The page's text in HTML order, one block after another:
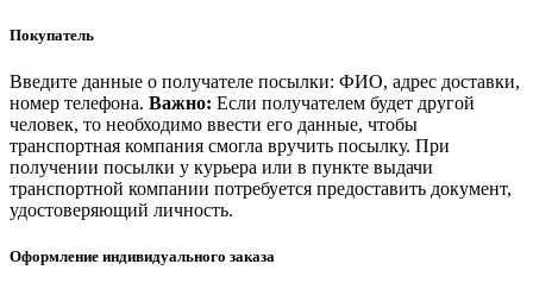
Покупатель
Введите данные о получателе посылки: ФИО, адрес доставки,
номер телефона. Важно: Если получателем будет другой
человек, то необходимо ввести его данные, чтобы
транспортная компания смогла вручить посылку. При
получении посылки у курьера или в пункте выдачи
транспортной компании потребуется предоставить документ,
удостоверяющий личность.
Оформление индивидуального заказа